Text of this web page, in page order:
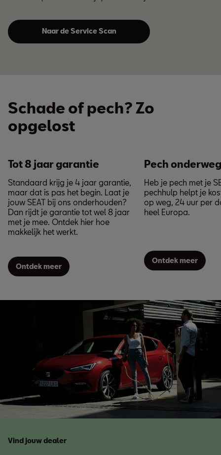
Naar de Service Scan
Schade of pech? Zo
opgelost
Tot 8 jaar garantie
Standaard krijg je 4 jaar garantie,
maar dat is pas het begin. Laat je
jouw SEAT bij ons onderhouden?
Dan rijdt je garantie tot wel 8 jaar
met je mee. Ontdek hier hoe
makkelijk het werkt.
Ontdek meer
Pech onderweg
Heb je pech met je
pechhulp helpt je
op weg, 24 uur per
heel Europa.
Ontdek meer
Vind jouw dealer